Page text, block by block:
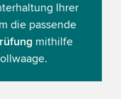
Ihrer
die passende
mithilfe